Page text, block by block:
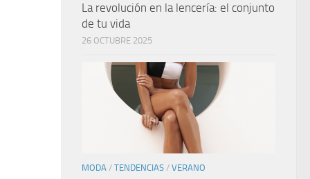
La revolución en la lencería: el conjunto
de tu vida
26 OCTUBRE 2025
MODA / TENDENCIAS / VERANO